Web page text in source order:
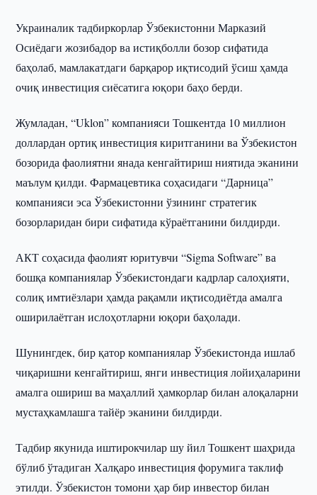
Украиналик тадбиркорлар Ўзбекистонни Марказий
Осиёдаги жозибадор ва истиқболли бозор сифатида
баҳолаб, мамлакатдаги барқарор иқтисодий ўсиш ҳамда
очиқ инвестиция сиёсатига юқори баҳо берди.
Жумладан, “Uklon” компанияси Тошкентда 10 миллион
доллардан ортиқ инвестиция киритганини ва Ўзбекистон
бозорида фаолиятни янада кенгайтириш ниятида эканини
маълум қилди. Фармацевтика соҳасидаги “Дарница”
компанияси эса Ўзбекистонни ўзининг стратегик
бозорларидан бири сифатида кўраётганини билдирди.
АКТ соҳасида фаолият юритувчи “Sigma Software” ва
бошқа компаниялар Ўзбекистондаги кадрлар салоҳияти,
солиқ имтиёзлари ҳамда рақамли иқтисодиётда амалга
оширилаётган ислоҳотларни юқори баҳолади.
Шунингдек, бир қатор компаниялар Ўзбекистонда ишлаб
чиқаришни кенгайтириш, янги инвестиция лойиҳаларини
амалга ошириш ва маҳаллий ҳамкорлар билан алоқаларни
мустаҳкамлашга тайёр эканини билдирди.
Тадбир якунида иштирокчилар шу йил Тошкент шаҳрида
бўлиб ўтадиган Халқаро инвестиция форумига таклиф
этилди. Ўзбекистон томони ҳар бир инвестор билан